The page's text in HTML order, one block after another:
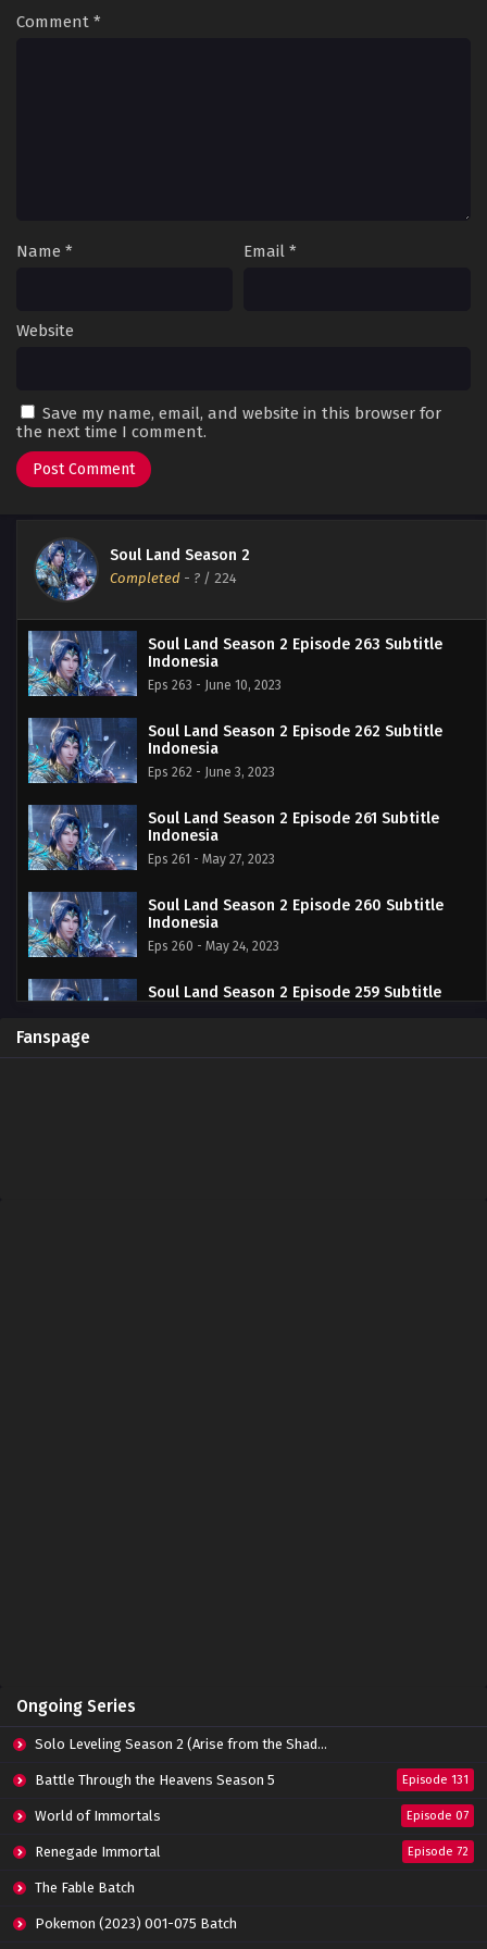
Comment *
Name * Email *
Website
Save my name, email, and website in this browser for
the next time I comment.
Soul Land Season 2
Completed - ? / 224
Soul Land Season 2 Episode 263 Subtitle
Indonesia
Eps 263 - June 10, 2023
Soul Land Season 2 Episode 262 Subtitle
Indonesia
Eps 262 - June 3, 2023
Soul Land Season 2 Episode 261 Subtitle
Indonesia
Eps 261 - May 27, 2023
Soul Land Season 2 Episode 260 Subtitle
Indonesia
Eps 260 - May 24, 2023
Soul Land Season 2 Episode 259 Subtitle
Eps 251 - March 25, 2023
Soul Land Season 2 Episode 250 Subtitle
Eps 250 - March 18, 2023
Soul Land Season 2 Episode 249 Subtitle
Fanspage
Ongoing Series
Solo Leveling Season 2 (Arise from the Shadow)
Battle Through the Heavens Season 5 Episode 131
World of Immortals Episode 07
Renegade Immortal Episode 72
The Fable Batch
Pokemon (2023) 001-075 Batch